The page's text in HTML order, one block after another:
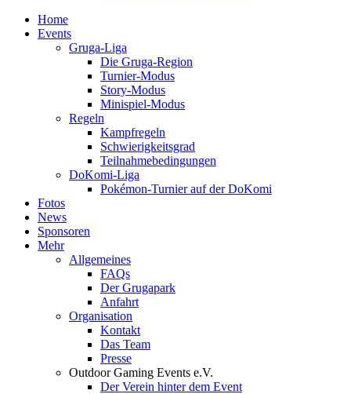
Home
Events
Gruga-Liga
Die Gruga-Region
Turnier-Modus
Story-Modus
Minispiel-Modus
Regeln
Kampfregeln
Schwierigkeitsgrad
Teilnahmebedingungen
DoKomi-Liga
Pokémon-Turnier auf der DoKomi
Fotos
News
Sponsoren
Mehr
Allgemeines
FAQs
Der Grugapark
Anfahrt
Organisation
Kontakt
Das Team
Presse
Outdoor Gaming Events e.V.
Der Verein hinter dem Event